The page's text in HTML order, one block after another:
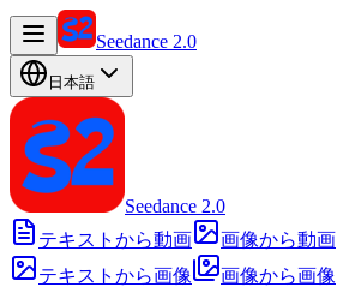
Seedance 2.0
日本語
Seedance 2.0
テキストから動画
画像から動画
テキストから画像
画像から画像